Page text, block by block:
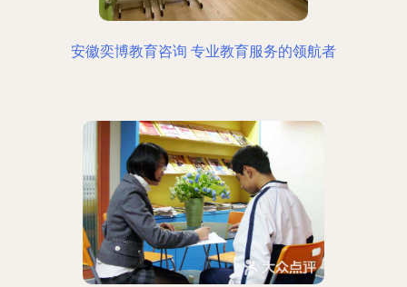
安徽奕博教育咨询 专业教育服务的领航者